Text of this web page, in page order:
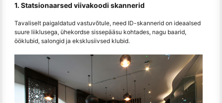
1. Statsionaarsed viivakoodi skannerid
Tavaliselt paigaldatud vastuvõtule, need ID-skannerid on ideaalsed
suure liiklusega, ühekordse sissepääsu kohtades, nagu baarid,
ööklubid, salongid ja eksklusiivsed klubid.